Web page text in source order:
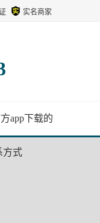
实名商家
app下载的
方式